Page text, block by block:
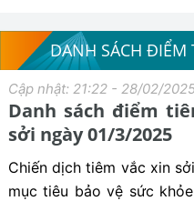
DANH SÁCH ĐIỂM
Cập nhật: 21:22 - 28/02/
Danh sách điểm
sởi ngày 01/3/2025
Chiến dịch tiêm vắc xin
mục tiêu bảo vệ sức